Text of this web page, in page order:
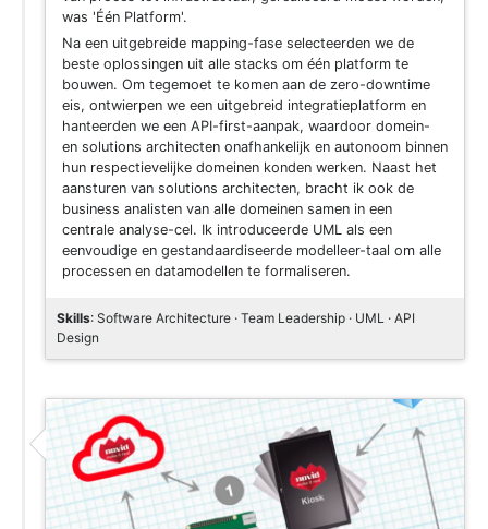
was 'Één Platform'.
Na een uitgebreide mapping-fase selecteerden we de
beste oplossingen uit alle stacks om één platform te
bouwen. Om tegemoet te komen aan de zero-downtime
eis, ontwierpen we een uitgebreid integratieplatform en
hanteerden we een API-first-aanpak, waardoor domein-
en solutions architecten onafhankelijk en autonoom binnen
hun respectievelijke domeinen konden werken. Naast het
aansturen van solutions architecten, bracht ik ook de
business analisten van alle domeinen samen in een
centrale analyse-cel. Ik introduceerde UML als een
eenvoudige en gestandaardiseerde modelleer-taal om alle
processen en datamodellen te formaliseren.
Skills: Software Architecture · Team Leadership · UML · API
Design
Project